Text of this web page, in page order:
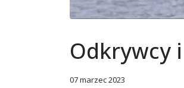
Odkrywcy
07 marzec 2023